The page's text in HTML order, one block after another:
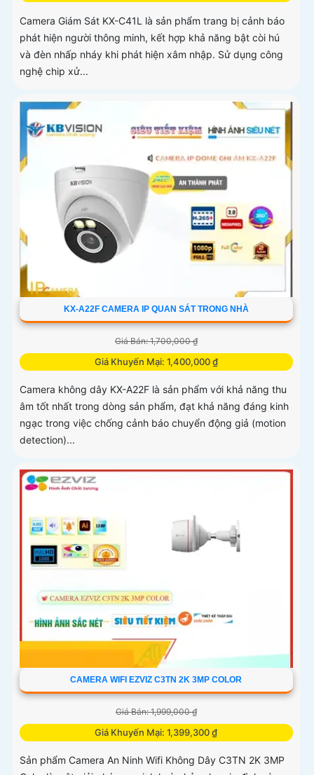
Camera Giám Sát KX-C41L là sản phẩm trang bị cảnh báo
phát hiện người thông minh, kết hợp khả năng bật còi hú
và đèn nhấp nháy khi phát hiện xâm nhập. Sử dụng công
nghệ chip xử...
KX-A22F CAMERA IP QUAN SÁT TRONG NHÀ
Giá Bán: 1,700,000 ₫
Giá Khuyến Mại: 1,400,000 ₫
Camera không dây KX-A22F là sản phẩm với khả năng thu
âm tốt nhất trong dòng sản phẩm, đạt khả năng đáng kinh
ngạc trong việc chống cảnh báo chuyển động giả (motion
detection)...
CAMERA WIFI EZVIZ C3TN 2K 3MP COLOR
Giá Bán: 1,999,000 ₫
Giá Khuyến Mại: 1,399,300 ₫
Sản phẩm Camera An Ninh Wifi Không Dây C3TN 2K 3MP